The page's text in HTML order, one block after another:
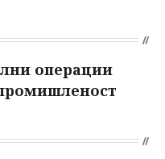
операции